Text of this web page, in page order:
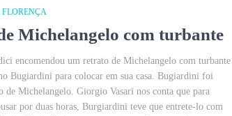
FLORENÇA
Michelangelo com turbante
encomendou um retrato de Michelangelo com turbante
Bugiardini para colocar em sua casa. Bugiardini foi
de Michelangelo. Giorgio Vasari nos conta que para
por duas horas, Burgiardini teve que entrete-lo com